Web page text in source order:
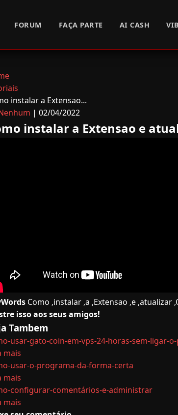
FORUM FAÇA PARTE AI CASH
instalar a Extensao...
| 02/04/2022
instalar a Extensao e
Como ,instalar ,a ,Extensao ,e ,atualizar
isso aos seus amigos!
Tambem
usar-gato-coin-em-vps-24-horas-sem-ligar-o-
mais
usar-o-programa-da-forma-certa
mais
configurar-comentários-e-administrar
mais